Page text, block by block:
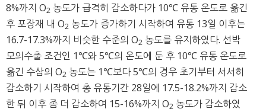
8%까지 O2 농도가 급격히 감소하다가 10℃ 유통 온도로 옮긴
후 포장재 내 O2 농도가 증가하기 시작하여 유통 13일 이후는
16.7-17.3%까지 비슷한 수준의 O2 농도를 유지하였다. 선박
모의수출 조건인 1℃와 5℃의 온도에 둔 후 10℃ 유통 온도로
옮긴 수삼의 O2 농도는 1℃보다 5℃의 경우 초기부터 서서히
감소하기 시작하여 총 유통기간 28일에 17.5-18.2%까지 감소
한 뒤 이후 좀 더 감소하여 15-16%까지 O2 농도가 감소하였